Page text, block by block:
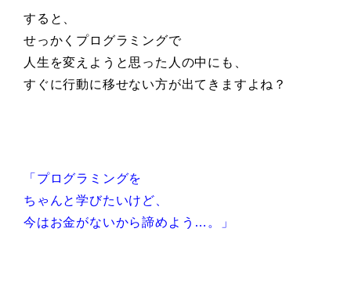
すると、
せっかくプログラミングで
人生を変えようと思った人の中にも、
すぐに行動に移せない方が出てきますよね？
「プログラミングを
ちゃんと学びたいけど、
今はお金がないから諦めよう…。」